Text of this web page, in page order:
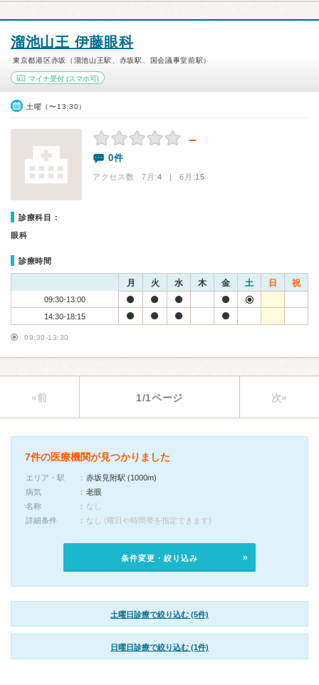
溜池山王 伊藤眼科
東京都港区赤坂（溜池山王駅、赤坂駅、国会議事堂前駅）
マイナ受付 (スマホ可)
土曜（〜13:30）
－
0件
アクセス数 7月:4 | 6月:15
診療科目：
眼科
診療時間
月 火 水 木 金 土 日 祝
09:30-13:00
14:30-18:15
09:30-13:30
«前 1/1ページ 次»
7件の医療機関が見つかりました
エリア・駅
赤坂見附駅 (1000m)
病気
老眼
名称
なし
詳細条件
なし (曜日や時間帯を指定できます)
条件変更・絞り込み
土曜日診療で絞り込む (5件)
日曜日診療で絞り込む (1件)